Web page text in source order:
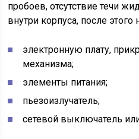
пробоев, отсутствие течи
внутри корпуса, после
электронную плату,
механизма;
элементы питания;
пьезоизлучатель;
сетевой выключатель